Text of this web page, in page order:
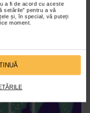
a fi de acord cu aceste
setările” pentru a vă
și, în special, vă puteți
moment.